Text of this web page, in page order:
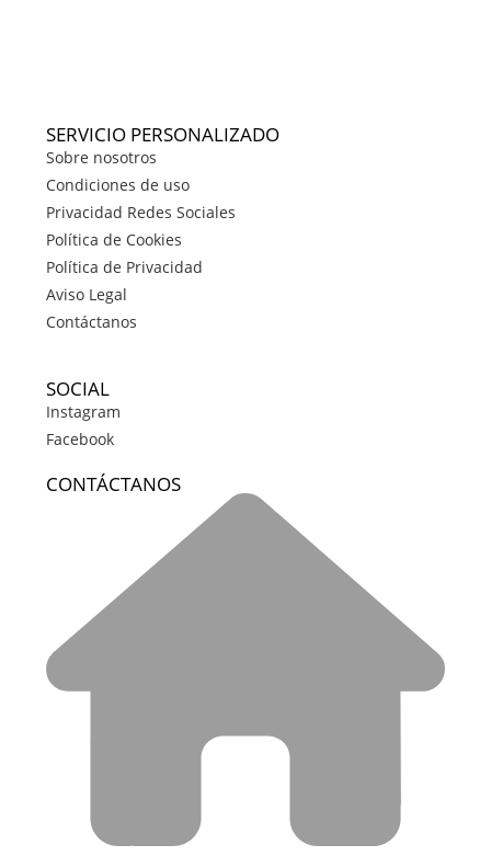
SERVICIO PERSONALIZADO
Sobre nosotros
Condiciones de uso
Privacidad Redes Sociales
Política de Cookies
Política de Privacidad
Aviso Legal
Contáctanos
SOCIAL
Instagram
Facebook
CONTÁCTANOS